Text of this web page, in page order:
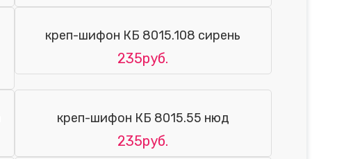
креп-шифон КБ 8015.108 сирень
235руб.
креп-шифон КБ 8015.55 нюд
235руб.